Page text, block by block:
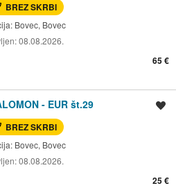
BREZ SKRBI
Bovec, Bovec
08.08.2026.
65 €
- EUR št.29
BREZ SKRBI
Bovec, Bovec
08.08.2026.
25 €